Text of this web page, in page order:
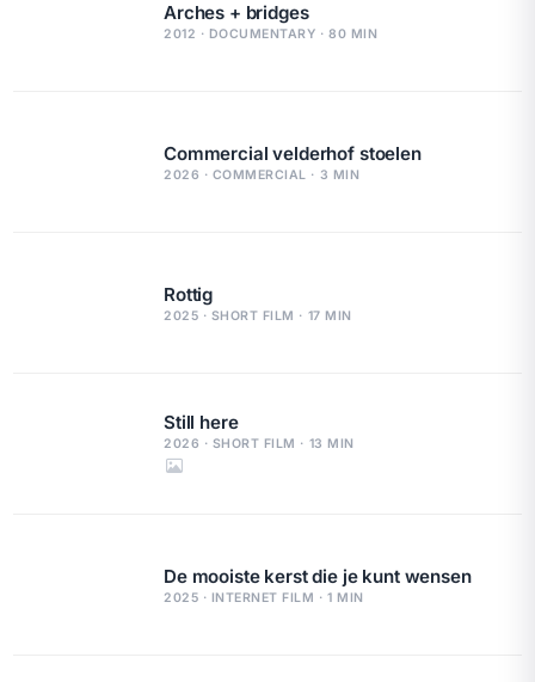
Arches + bridges
2012 · DOCUMENTARY · 80 MIN
Commercial velderhof stoelen
2026 · COMMERCIAL · 3 MIN
Rottig
2025 · SHORT FILM · 17 MIN
Still here
2026 · SHORT FILM · 13 MIN
De mooiste kerst die je kunt wensen
2025 · INTERNET FILM · 1 MIN